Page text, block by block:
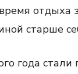
отдыха
старше
года стали